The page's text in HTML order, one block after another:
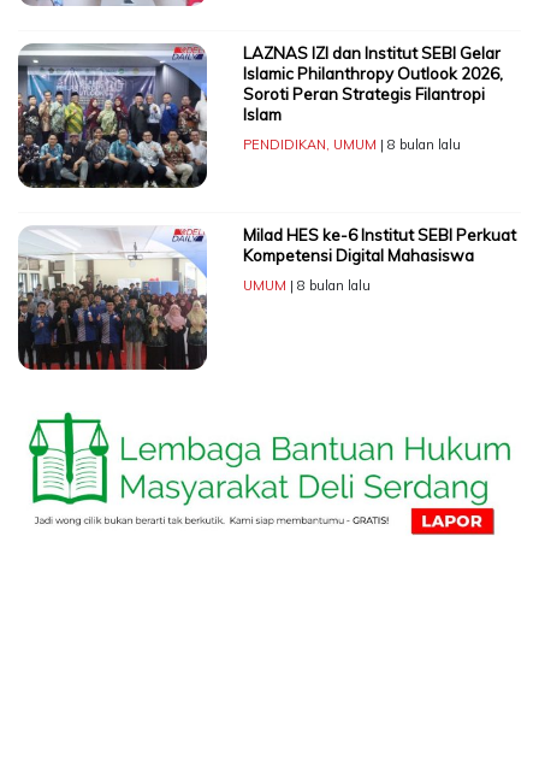
LAZNAS IZI dan Institut SEBI Gelar
Islamic Philanthropy Outlook 2026,
Soroti Peran Strategis Filantropi
Islam
PENDIDIKAN, UMUM | 8 bulan lalu
Milad HES ke-6 Institut SEBI Perkuat
Kompetensi Digital Mahasiswa
UMUM | 8 bulan lalu